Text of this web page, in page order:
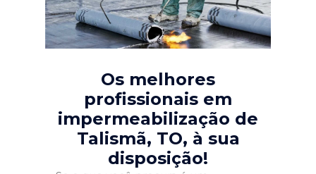
Os melhores
profissionais em
impermeabilização de
Talismã, TO, à sua
disposição!